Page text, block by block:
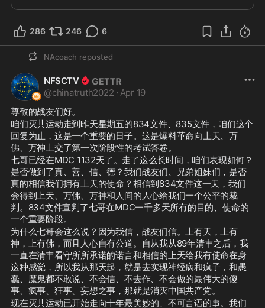
放大了恐慌，潜伏于运动内部的中共特
破产程序被启动，成为另一条更隐蔽、
更持续的施压通道。司法部突然以保罗
·黑斯廷斯律师事务所的卢克·德斯平
通过的破产管理人。这不仅是人事替
换，更涉及明显的利益冲突。保罗·黑
使破产程序演变成为施压的新抓手。
#
FreeMilesGuo
286 246 6
NAcoach reposted
NFSCTV
@chinatruth2022 · Apr 19
尊敬的战友们好。
咱们灭共运动走到昨天星期五的834文件、835文件，咱们这个
回复为止，这是一个重要的日子。这是爆料革命向上天、万
佛、万神上交了第一次阶段性的考试答卷。
七哥已经在MDC 1132天了。走了这么长时间，咱们表现如何？
是否做到了真、善、信、德？我们战友们、兄弟姐妹们，是否
真的相信我们拥有上天的使命？相信到834文件这一天，我们
会得到上天、万佛、万神和人间的人心给我们一个公平的裁
判。834文件宣判了七哥在MDC一千多天所有的目的、使命的
一个重要阶段。
为什么七哥会这么说？因为我信，战友们信。上有天，上有
神，上有佛，而且人心自有公道。自从我从89年清丰之后，我
一直在清丰看守所所承诺的诺言和相信的上天给我有使命在身
这种感觉，所以我从那天起，就是去实现神经病和疯子，和愚
蠢、魔鬼都不敢说、不会信、不去作、不会做的最伟大的傻
事、疯事、狂事、妄想之事，那就是消灭中国共产党。
现在灭共运动已开始走向十年最美妙的、不可言语的事。我们